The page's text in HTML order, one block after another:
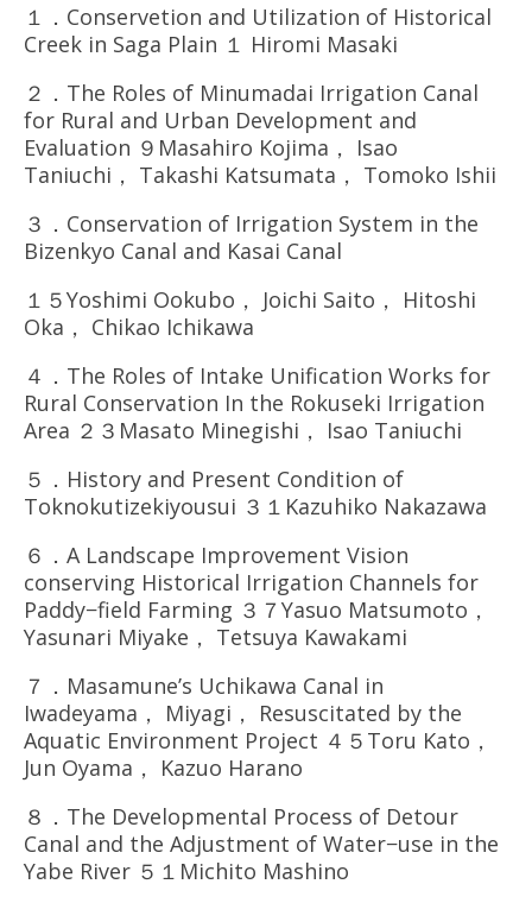
１．Conservetion and Utilization of Historical
Creek in Saga Plain １ Hiromi Masaki
２．The Roles of Minumadai Irrigation Canal
for Rural and Urban Development and
Evaluation ９Masahiro Kojima， Isao
Taniuchi， Takashi Katsumata， Tomoko Ishii
３．Conservation of Irrigation System in the
Bizenkyo Canal and Kasai Canal
１５Yoshimi Ookubo， Joichi Saito， Hitoshi
Oka， Chikao Ichikawa
４．The Roles of Intake Unification Works for
Rural Conservation In the Rokuseki Irrigation
Area ２３Masato Minegishi， Isao Taniuchi
５．History and Present Condition of
Toknokutizekiyousui ３１Kazuhiko Nakazawa
６．A Landscape Improvement Vision
conserving Historical Irrigation Channels for
Paddy−field Farming ３７Yasuo Matsumoto，
Yasunari Miyake， Tetsuya Kawakami
７．Masamune’s Uchikawa Canal in
Iwadeyama， Miyagi， Resuscitated by the
Aquatic Environment Project ４５Toru Kato，
Jun Oyama， Kazuo Harano
８．The Developmental Process of Detour
Canal and the Adjustment of Water−use in the
Yabe River ５１Michito Mashino